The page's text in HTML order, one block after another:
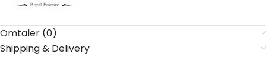
Omtaler (0)
Shipping & Delivery